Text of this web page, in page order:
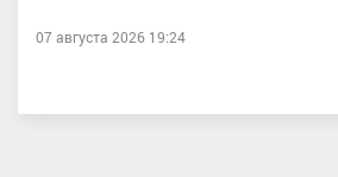
07 августа 2026 19:24